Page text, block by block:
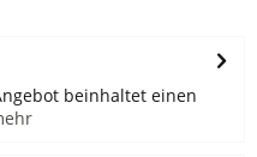
beinhaltet einen